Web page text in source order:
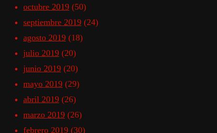
octubre 2019 (50)
septiembre 2019 (24)
agosto 2019 (18)
julio 2019 (20)
junio 2019 (20)
mayo 2019 (29)
abril 2019 (26)
marzo 2019 (26)
febrero 2019 (30)